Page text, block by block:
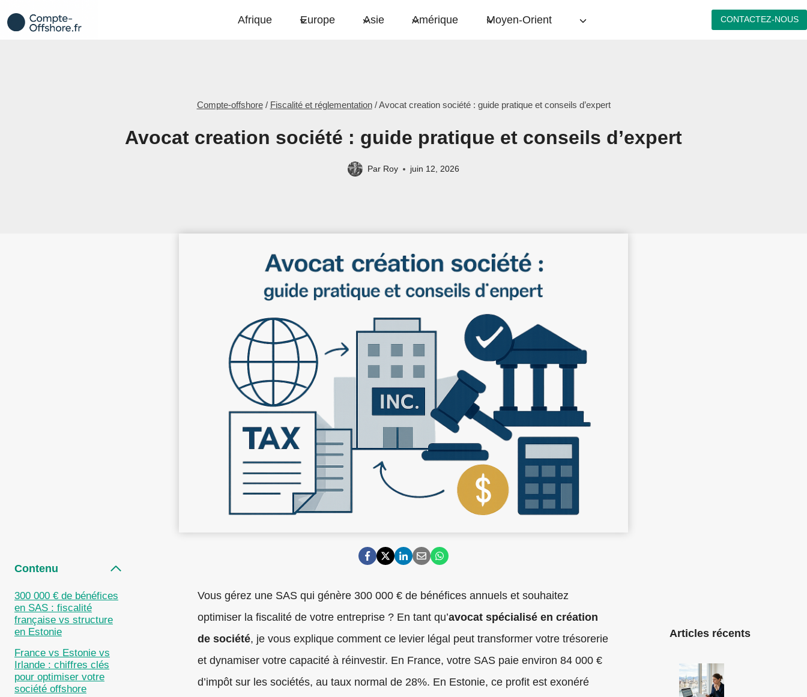
Aller
au
Afrique Europe Asie Amérique Moyen-Orient CONTACTEZ-NOUS
Compte-offshore / Fiscalité et réglementation / Avocat creation société​ : guide pratique et conseils d’expert
Avocat creation société​ : guide pratique et conseils d’expert
Par Roy juin 12, 2026
Contenu
300 000 € de bénéfices
en SAS : fiscalité
française vs structure
en Estonie
France vs Estonie vs
Irlande : chiffres clés
pour optimiser votre
société offshore
Vous gérez une SAS qui génère 300 000 € de bénéfices annuels et souhaitez
optimiser la fiscalité de votre entreprise ? En tant qu’avocat spécialisé en création
de société, je vous explique comment ce levier légal peut transformer votre trésorerie
et dynamiser votre capacité à réinvestir. En France, votre SAS paie environ 84 000 €
d’impôt sur les sociétés, au taux normal de 28%. En Estonie, ce profit est exonéré
Articles récents